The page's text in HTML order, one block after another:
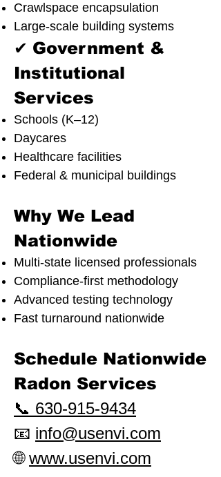
Crawlspace encapsulation
Large-scale building systems
✔ Government &
Institutional
Services
Schools (K–12)
Daycares
Healthcare facilities
Federal & municipal buildings
Why We Lead
Nationwide
Multi-state licensed professionals
Compliance-first methodology
Advanced testing technology
Fast turnaround nationwide
Schedule Nationwide
Radon Services
📞 630-915-9434
📧 info@usenvi.com
🌐www.usenvi.com